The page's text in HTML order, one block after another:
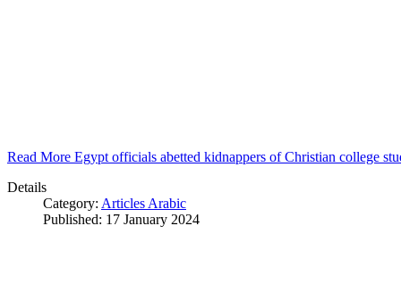
Read More Egypt officials abetted kidnappers of Christian college
Details
Category: Articles Arabic
Published: 17 January 2024